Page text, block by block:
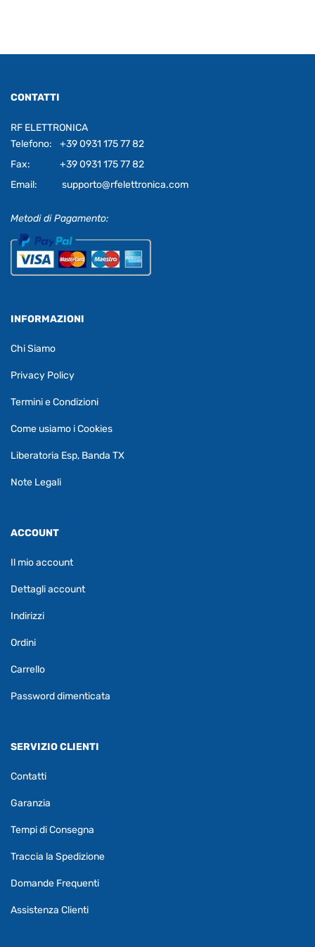
CONTATTI
RF ELETTRONICA
Telefono:
+39 0931 175 77 82
Fax:
+39 0931 175 77 82
Email:
supporto@rfelettronica.com
Metodi di Pagamento:
INFORMAZIONI
Chi Siamo
Privacy Policy
Termini e Condizioni
Come usiamo i Cookies
Liberatoria Esp, Banda TX
Note Legali
ACCOUNT
Il mio account
Dettagli account
Indirizzi
Ordini
Carrello
Password dimenticata
SERVIZIO CLIENTI
Contatti
Garanzia
Tempi di Consegna
Traccia la Spedizione
Domande Frequenti
Assistenza Clienti